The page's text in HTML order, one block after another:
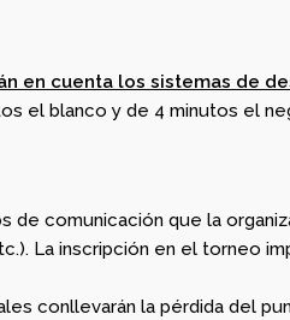
en cuenta los sistemas de
el blanco y de 4 minutos el
comunicación que la
La inscripción en el torneo
conllevarán la pérdida del